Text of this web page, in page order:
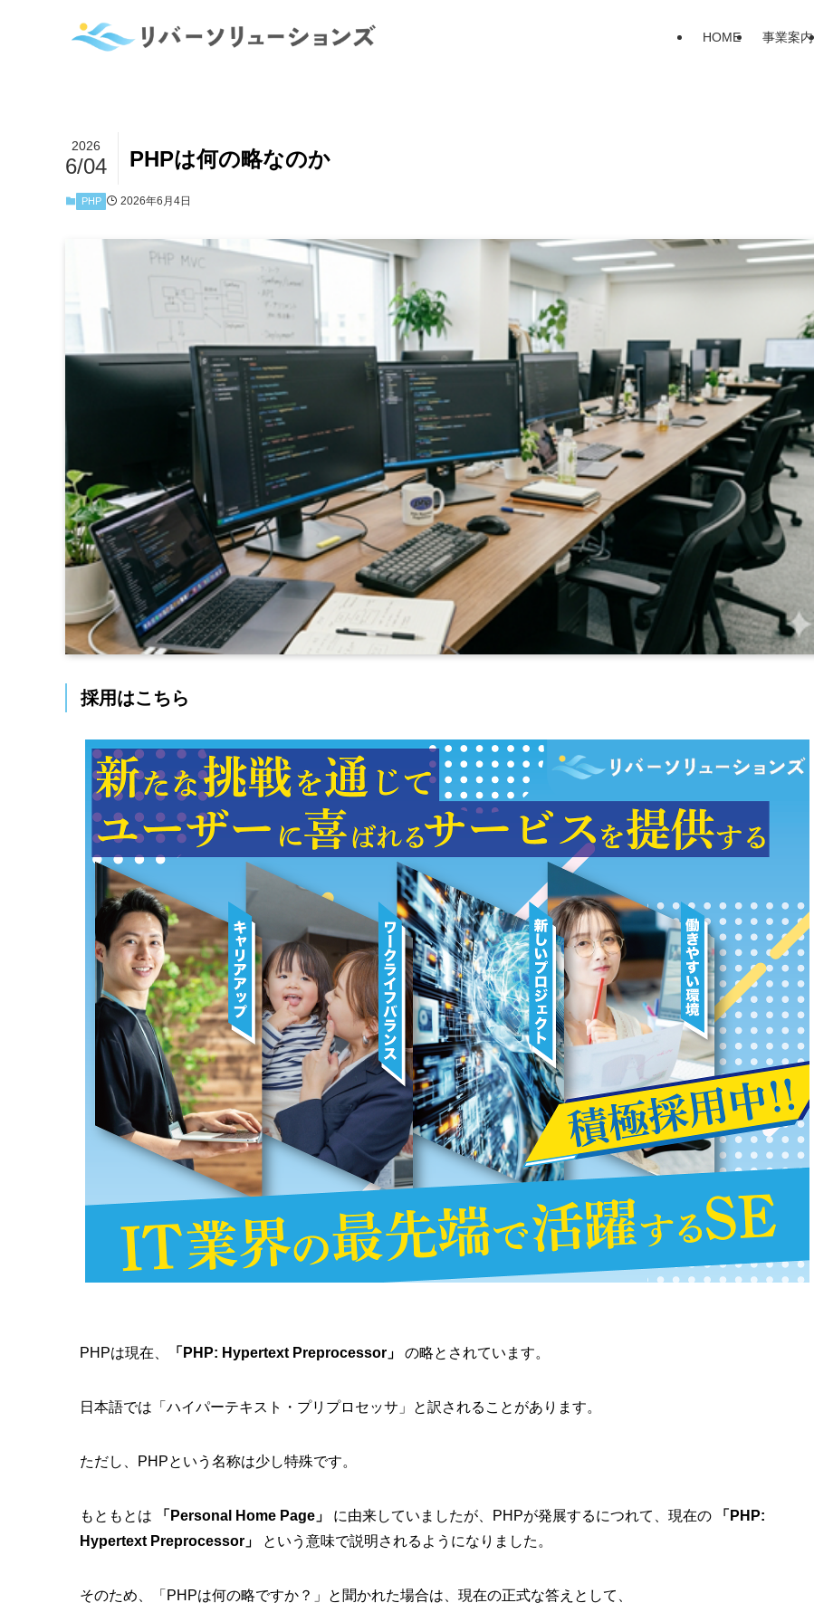
HOME 事業案内
PHPは何の略なのか
2026
6/04
PHP 2026年6月4日
採用はこちら
PHPは現在、 「PHP: Hypertext Preprocessor」 の略とされています。
日本語では「ハイパーテキスト・プリプロセッサ」と訳されることがあります。
ただし、PHPという名称は少し特殊です。
もともとは 「Personal Home Page」 に由来していましたが、PHPが発展するにつれて、現在の
「PHP:
Hypertext Preprocessor」
という意味で説明されるようになりました。
そのため、「PHPは何の略ですか？」と聞かれた場合は、現在の正式な答えとして、